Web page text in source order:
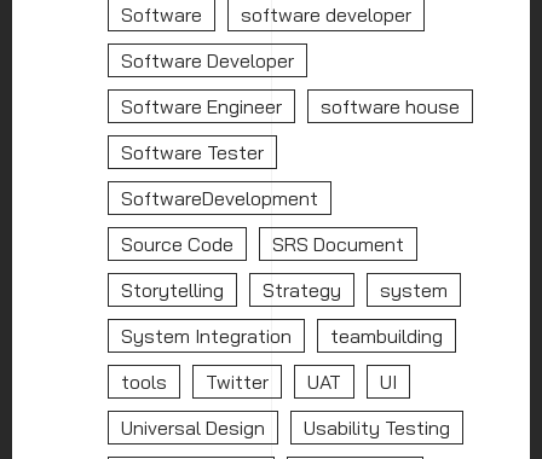
Software
software developer
Software Developer
Software Engineer
software house
Software Tester
SoftwareDevelopment
Source Code
SRS Document
Storytelling
Strategy
system
System Integration
teambuilding
tools
Twitter UAT
UI
Universal Design
Usability Testing